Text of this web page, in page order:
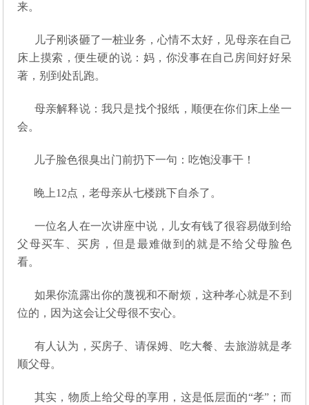
来。
儿子刚谈砸了一桩业务，心情不太好，见母亲在自己
床上摸索，便生硬的说：妈，你没事在自己房间好好呆
著，别到处乱跑。
母亲解释说：我只是找个报纸，顺便在你们床上坐一
会。
儿子脸色很臭出门前扔下一句：吃饱没事干！
晚上12点，老母亲从七楼跳下自杀了。
一位名人在一次讲座中说，儿女有钱了很容易做到给
父母买车、买房，但是最难做到的就是不给父母脸色
看。
如果你流露出你的蔑视和不耐烦，这种孝心就是不到
位的，因为这会让父母很不安心。
有人认为，买房子、请保姆、吃大餐、去旅游就是孝
顺父母。
其实，物质上给父母的享用，这是低层面的“孝”；而